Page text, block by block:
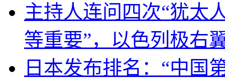
主持人连问四次“犹太
等重要”，以色列极右
日本发布排名：“中国